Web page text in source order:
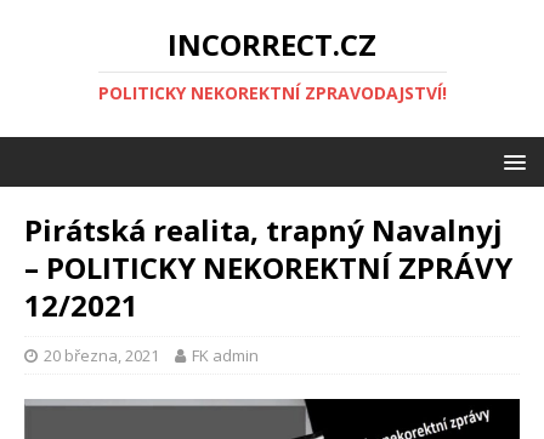
INCORRECT.CZ
POLITICKY NEKOREKTNÍ ZPRAVODAJSTVÍ!
Pirátská realita, trapný Navalnyj
– POLITICKY NEKOREKTNÍ ZPRÁVY
12/2021
20 března, 2021 FK admin